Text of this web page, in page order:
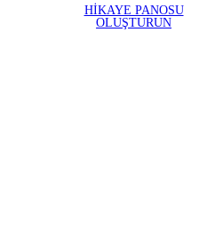
HIKAYE PANOSU
OLUŞTURUN